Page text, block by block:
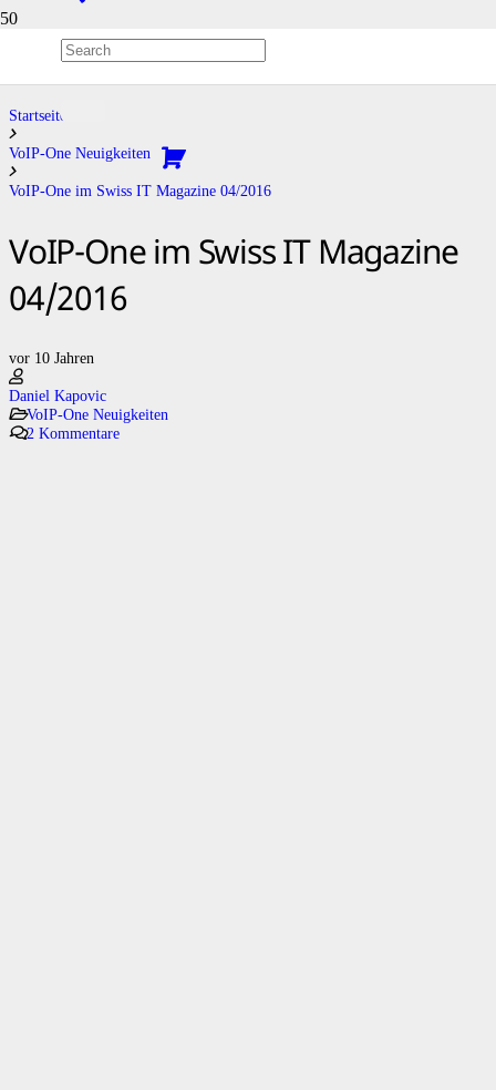
Blog
Startseite
VoIP-One Neuigkeiten
VoIP-One im Swiss IT Magazine 04/2016
VoIP-One im Swiss IT Magazine
04/2016
vor 10 Jahren
Daniel Kapovic
VoIP-One Neuigkeiten
2 Kommentare